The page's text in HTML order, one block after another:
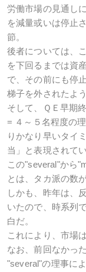
労働市場の見通し
を減量或いは停止
節。
後者については、
を下回るまでは資
で、その前にも停
梯子を外されたよ
そして、ＱＥ早期
= ４～５名程度の
りかなり早いタイ
当」と表現されてい
この"several"から
とは、タカ派の数
しかも、昨年は、
いたので、時系列
白だ。
これにより、市場
なお、前回なかっ
"several"の理事に